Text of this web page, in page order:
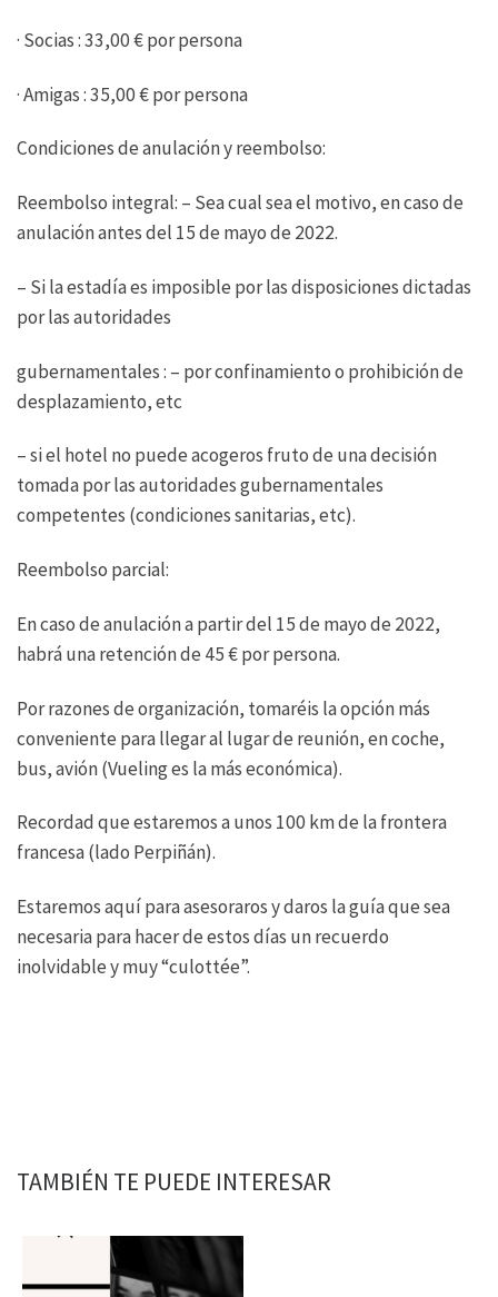
· Socias : 33,00 € por persona
· Amigas : 35,00 € por persona
Condiciones de anulación y reembolso:
Reembolso integral: – Sea cual sea el motivo, en caso de
anulación antes del 15 de mayo de 2022.
– Si la estadía es imposible por las disposiciones dictadas
por las autoridades
gubernamentales : – por confinamiento o prohibición de
desplazamiento, etc
– si el hotel no puede acogeros fruto de una decisión
tomada por las autoridades gubernamentales
competentes (condiciones sanitarias, etc).
Reembolso parcial:
En caso de anulación a partir del 15 de mayo de 2022,
habrá una retención de 45 € por persona.
Por razones de organización, tomaréis la opción más
conveniente para llegar al lugar de reunión, en coche,
bus, avión (Vueling es la más económica).
Recordad que estaremos a unos 100 km de la frontera
francesa (lado Perpiñán).
Estaremos aquí para asesoraros y daros la guía que sea
necesaria para hacer de estos días un recuerdo
inolvidable y muy “culottée”.
TAMBIÉN TE PUEDE INTERESAR